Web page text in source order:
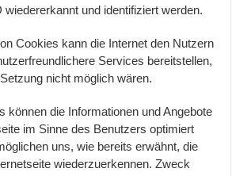
wiedererkannt und identifiziert werden.
Cookies kann die Internet den Nutzern
Services bereitstellen,
nicht möglich wären.
können die Informationen und Angebote
im Sinne des Benutzers optimiert
uns, wie bereits erwähnt, die
wiederzuerkennen. Zweck